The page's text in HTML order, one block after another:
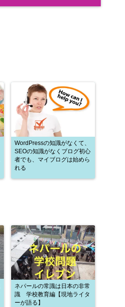
WordPressの知識がなくて、
SEOの知識がなくブログ初心
者でも、マイブログは始めら
れる
ネパールの常識は日本の非常
識 学校教育編【現地ライタ
ーが語る】